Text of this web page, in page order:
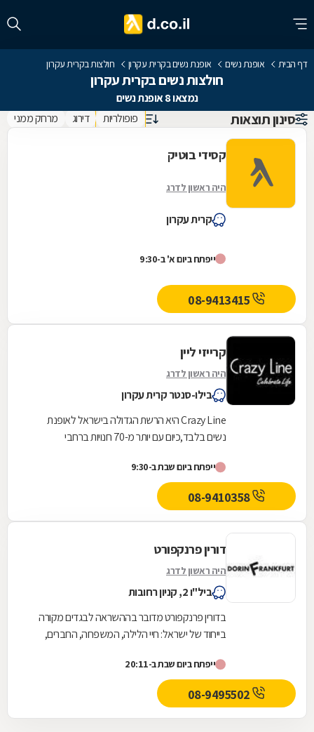
דף הבית אופנת נשים אופנת נשים בקרית עקרון חולצות בקרית עקרון
חולצות נשים בקרית עקרון
נמצאו 8 אופנת נשים
סינון תוצאות פופולריות דירוג מרחק ממני
קסידי בוטיק
היה ראשון לדרג
קרית עקרון
ייפתח ביום א' ב-9:30
קרייזי ליין
היה ראשון לדרג
בילו-סנטר קרית עקרון
Crazy Line היא הרשת הגדולה בישראל לאופנת
נשים בלבד,כיום עם יותר מ-70 חנויות ברחבי
הנאמן שלה בגדים...
ייפתח ביום שבת ב-9:30
08-9410358
דורין פרנקפורט
היה ראשון לדרג
ביל"ו 2, קניון רחובות
בדורין פרנקפורט מדובר בההשראה לבגדים מקורה
בייחוד של ישראל: חיי הלילה, המשפחה, החברים,
במעצבת היחידה...
ייפתח ביום שבת ב-20:11
08-9495502